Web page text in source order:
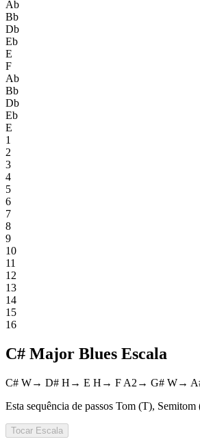
Ab
Bb
Db
Eb
E
F
Ab
Bb
Db
Eb
E
1
2
3
4
5
6
7
8
9
10
11
12
13
14
15
16
C# Major Blues Escala
C# W→ D# H → E H → F A2 → G# W→
Esta sequência de passos Tom (T),
Tocar Escala